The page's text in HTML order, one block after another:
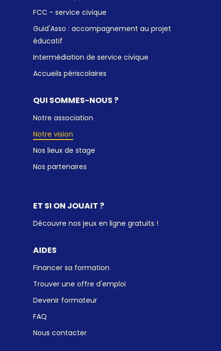
FCC - service civique
Guid'Asso : accompagnement au projet
éducatif
Intermédiation de service civique
Accueils périscolaires
QUI SOMMES-NOUS ?
Notre association
Notre vision
Nos lieux de stage
Nos partenaires
ET SI ON JOUAIT ?
Découvre nos jeux en ligne gratuits !
AIDES
Financer sa formation
Trouver une offre d'emploi
Devenir formateur
FAQ
Nous contacter